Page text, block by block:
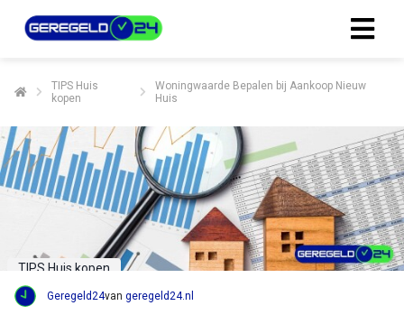
TIPS Huis
kopen
Woningwaarde Bepalen bij Aankoop Nieuw
Huis
TIPS Huis kopen
Geregeld24van geregeld24.nl